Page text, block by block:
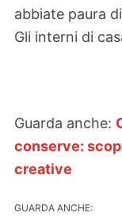
abbiate paura
Gli interni di
Guarda anche:
conserve:
creative
GUARDA ANCHE: